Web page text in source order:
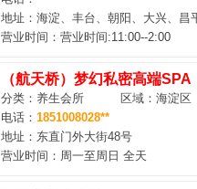
地址：海淀、丰台、朝阳、大兴、昌
营业时间：营业时间:11:00--2:00
（航天桥）梦幻私密高端SPA
分类：养生会所 区域：海淀区
电话： 1851008028**
地址：东直门外大街48号
营业时间：周一至周日 全天